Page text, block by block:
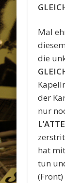
Mal
die
der
nur
hat mit
tun